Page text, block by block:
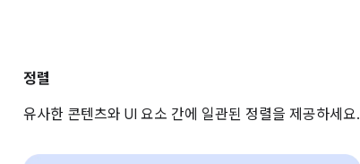
정렬
유사한 콘텐츠와 UI 요소 간에 일관된 정렬을 제공하세요.